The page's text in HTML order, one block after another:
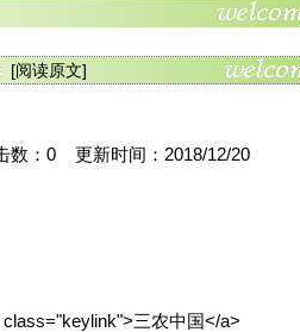
[阅读原文]
：0 更新时间：2018/12/20
三农中国</a>